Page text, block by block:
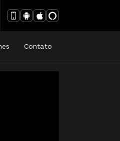
Contato